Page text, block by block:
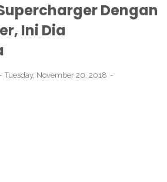
Dengan
Ini Dia
Tuesday, November 20, 2018